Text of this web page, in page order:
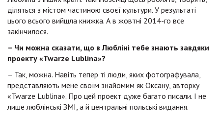
діляться з містом частиною своєї культури. У результаті
цього всього вийшла книжка. А в жовтні 2014-го все
закінчилося.
– Чи можна сказати, що в Любліні тебе знають завдяки
проекту «Twarze Lublina»?
– Так, можна. Навіть тепер ті люди, яких фотографувала,
представляють мене своїм знайомим як Оксану, авторку
«Twarze Lublina». Про цей проект дуже багато писали. І не
лише люблінські ЗМІ, а й центральні польські видання.